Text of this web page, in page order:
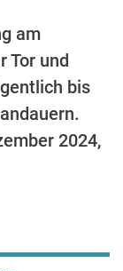
am
Tor und
bis
2024,